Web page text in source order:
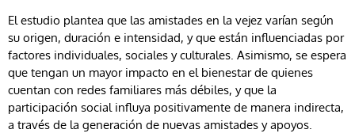
El estudio plantea que las amistades en la vejez varían según
su origen, duración e intensidad, y que están influenciadas por
factores individuales, sociales y culturales. Asimismo, se espera
que tengan un mayor impacto en el bienestar de quienes
cuentan con redes familiares más débiles, y que la
participación social influya positivamente de manera indirecta,
a través de la generación de nuevas amistades y apoyos.